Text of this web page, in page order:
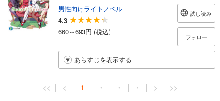
男性向けライトノベル
4.3
660～693円 (税込)
試し読み
フォロー
あらすじを表示する
<< < 1 ・ ・ ・ > >>